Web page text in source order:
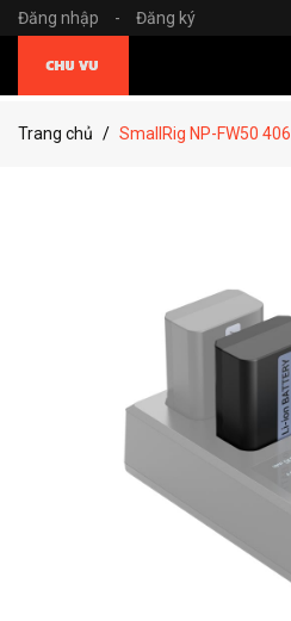
Đăng nhập - Đăng ký
Trang chủ SmallRig NP-FW50